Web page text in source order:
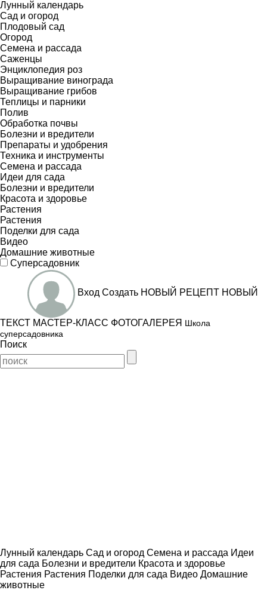
Лунный календарь
Сад и огород
Плодовый сад
Огород
Семена и рассада
Саженцы
Энциклопедия роз
Выращивание винограда
Выращивание грибов
Теплицы и парники
Полив
Обработка почвы
Болезни и вредители
Препараты и удобрения
Техника и инструменты
Семена и рассада
Идеи для сада
Болезни и вредители
Красота и здоровье
Растения
Растения
Поделки для сада
Видео
Домашние животные
Суперсадовник
Вход Создать НОВЫЙ РЕЦЕПТ НОВЫЙ
ТЕКСТ МАСТЕР-КЛАСС ФОТОГАЛЕРЕЯ Школа
суперсадовника
Поиск
Лунный календарь Сад и огород Семена и рассада Идеи
для сада Болезни и вредители Красота и здоровье
Растения Растения Поделки для сада Видео Домашние
животные